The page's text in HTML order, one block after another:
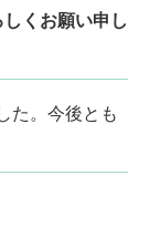
くお願い申し
た。今後とも